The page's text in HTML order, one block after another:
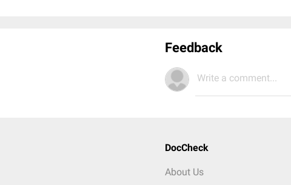
Feedback
Write a comment...
DocCheck
About Us